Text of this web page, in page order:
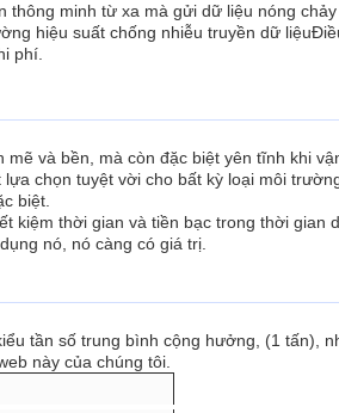
thông minh từ xa mà gửi dữ liệu nóng
hiệu suất chống nhiễu truyền dữ
phí.
và bền, mà còn đặc biệt yên tĩnh khi
chọn tuyệt vời cho bất kỳ loại môi
biệt.
kiệm thời gian và tiền bạc trong thời gian
nó, nó càng có giá trị.
tần số trung bình cộng hưởng, (1 tấn),
này của chúng tôi.